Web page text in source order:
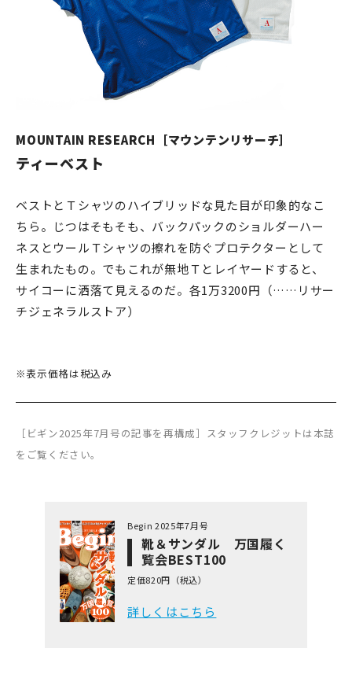
MOUNTAIN RESEARCH［マウンテンリサーチ］
ティーベスト
ベストとＴシャツのハイブリッドな見た目が印象的なこ
ちら。じつはそもそも、バックパックのショルダーハー
ネスとウールＴシャツの擦れを防ぐプロテクターとして
生まれたもの。でもこれが無地Ｔとレイヤードすると、
サイコーに洒落て見えるのだ。各1万3200円（……リサー
チジェネラルストア）
※表示価格は税込み
［ビギン2025年7月号の記事を再構成］スタッフクレジットは本誌
をご覧ください。
Begin 2025年7月号
靴＆サンダル 万国履く
覧会BEST100
定価820円（税込）
詳しくはこちら